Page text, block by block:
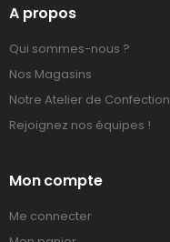
A propos
Qui sommes-nous ?
Nos Magasins
Notre Atelier de Confection
Rejoignez nos équipes !
Mon compte
Me connecter